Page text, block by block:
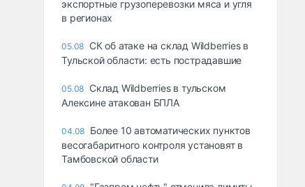
экспортные грузоперевозки мяса и угля
в регионах
05.08 СК об атаке на склад Wildberries в
Тульской области: есть пострадавшие
05.08 Склад Wildberries в тульском
Алексине атакован БПЛА
04.08 Более 10 автоматических пунктов
весогабаритного контроля установят в
Тамбовской области